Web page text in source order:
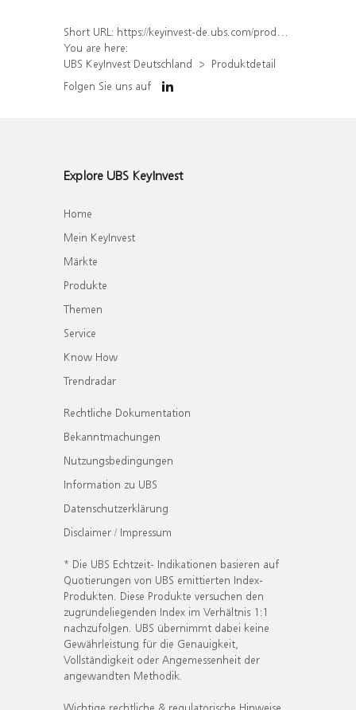
Short URL: https://keyinvest-de.ubs.com/produkt/detail/index/isin/DE000WA67NS3
You are here:
UBS KeyInvest Deutschland
Produktdetail
Folgen Sie uns auf
Explore UBS KeyInvest
Home
Mein KeyInvest
Märkte
Produkte
Themen
Service
Know How
Trendradar
Rechtliche Dokumentation
Bekanntmachungen
Nutzungsbedingungen
Information zu UBS
Datenschutzerklärung
Disclaimer / Impressum
* Die UBS Echtzeit- Indikationen basieren auf
Quotierungen von UBS emittierten Index-
Produkten. Diese Produkte versuchen den
zugrundeliegenden Index im Verhältnis 1:1
nachzufolgen. UBS übernimmt dabei keine
Gewährleistung für die Genauigkeit,
Vollständigkeit oder Angemessenheit der
angewandten Methodik.